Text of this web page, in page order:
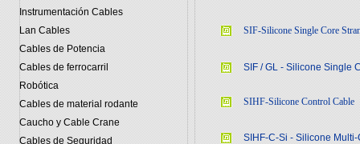
Instrumentación Cables
Lan Cables
Cables de Potencia
Cables de ferrocarril
Robótica
Cables de material rodante
Caucho y Cable Crane
Cables de Seguridad
SIF-Silicone Single Core
SIF / GL - Silicone Single
SIHF-Silicone Control Cable
SIHF-C-Si - Silicone